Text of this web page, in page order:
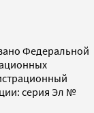
Федеральной
серия Эл №